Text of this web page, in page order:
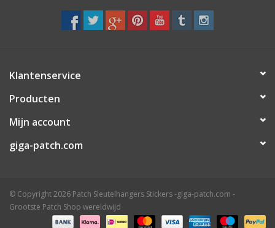
Klantenservice
Producten
Mijn account
giga-patch.com
© Copyright 2026 Patch Sleutelhangers Stickers -giga-patch.com -
Grootste Patch Shop wereldwijd